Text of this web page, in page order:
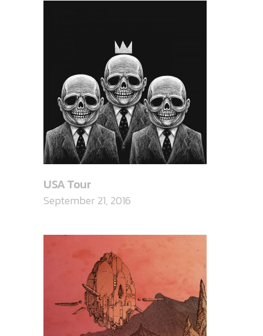
USA Tour
September 21, 2016